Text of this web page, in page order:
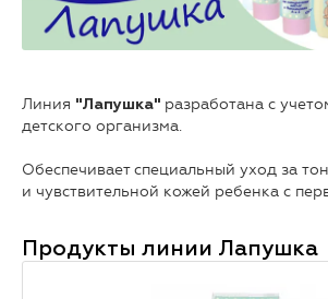
Линия "Лапушка" разработана с
детского организма.
Обеспечивает специальный уход за
и чувствительной кожей ребенка с
Продукты линии Лапушка